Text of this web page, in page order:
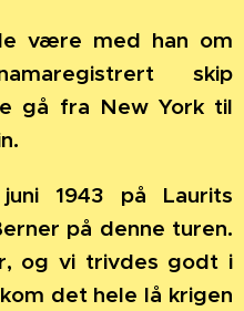
være med han om
skip
gå fra New York til
1943 på Laurits
på denne turen.
og vi trivdes godt i
det hele lå krigen